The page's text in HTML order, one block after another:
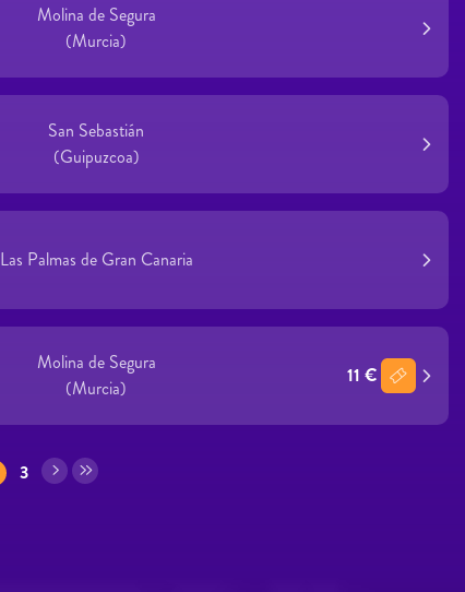
Molina de Segura
(Murcia)
San Sebastián
(Guipuzcoa)
Las Palmas de Gran Canaria
Molina de Segura
(Murcia)
11 €
3